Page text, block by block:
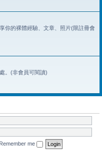
你的裸體經驗、文章、照片(限註冊會
。(非會員可閱讀)
Remember me